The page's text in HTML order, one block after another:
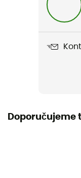
Název produktu
Boisson
Během výkonu
Doporučujeme